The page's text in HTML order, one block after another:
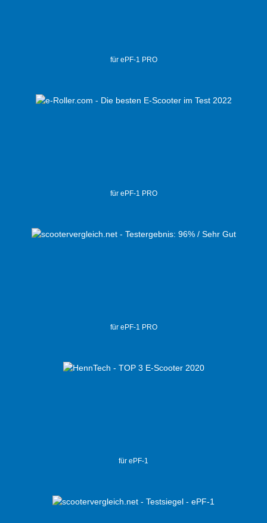
für ePF-1 PRO
für ePF-1 PRO
für ePF-1 PRO
für ePF-1